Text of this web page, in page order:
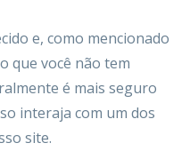
e, como mencionado
que você não tem
é mais seguro
interaja com um dos
site.